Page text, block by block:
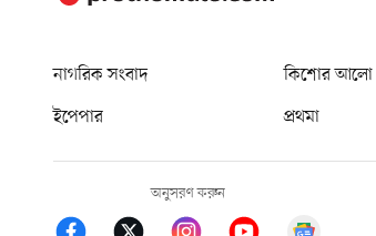
নাগরিক সংবাদ কিশোর আলো
ইপেপার
প্রথমা
অনুসরণ করুন